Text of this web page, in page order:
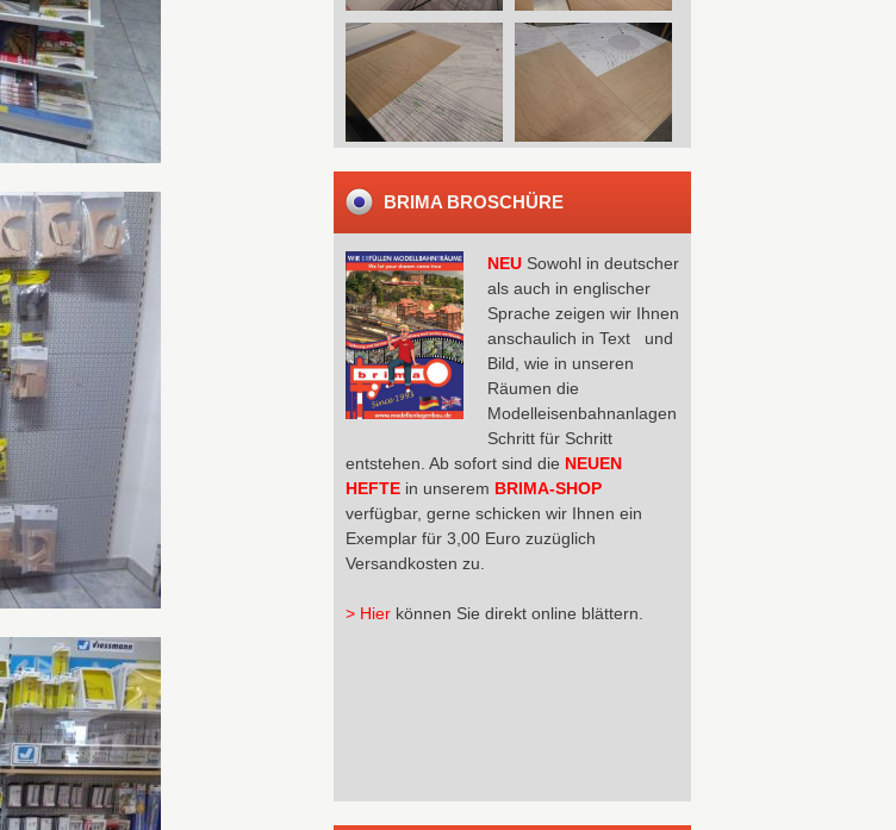
BRIMA BROSCHÜRE
NEU Sowohl in deutscher
als auch in englischer
Sprache zeigen wir Ihnen
anschaulich in Text und
Bild, wie in unseren
Räumen die
Modelleisenbahnanlagen
Schritt für Schritt
entstehen. Ab sofort sind die NEUEN
HEFTE in unserem BRIMA-SHOP
verfügbar, gerne schicken wir Ihnen ein
Exemplar für 3,00 Euro zuzüglich
Versandkosten zu.
> Hier können Sie direkt online blättern.